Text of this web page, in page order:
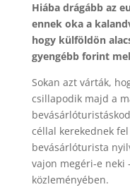
Hiába drágább az
ennek oka a
hogy külföldön
gyengébb forint
Sokan azt várták,
csillapodik majd a
céllal kerekednek
bevásárlóturista
vajon megéri-e neki
közleményében.